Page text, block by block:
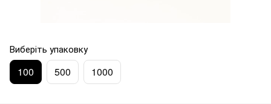
Виберіть упаковку
100 500 1000